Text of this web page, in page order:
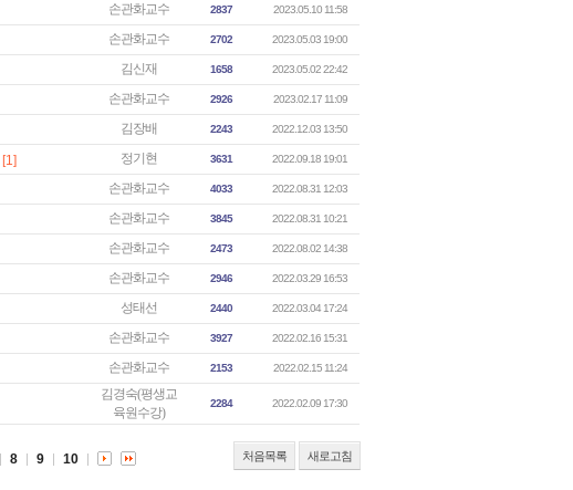
손관화교수 2837 2023.05.10 11:58
손관화교수 2702 2023.05.03 19:00
김신재 1658 2023.05.02 22:42
손관화교수 2926 2023.02.17 11:09
김장배 2243 2022.12.03 13:50
[1] 정기현 3631 2022.09.18 19:01
손관화교수 4033 2022.08.31 12:03
손관화교수 3845 2022.08.31 10:21
손관화교수 2473 2022.08.02 14:38
손관화교수 2946 2022.03.29 16:53
성태선 2440 2022.03.04 17:24
손관화교수 3927 2022.02.16 15:31
손관화교수 2153 2022.02.15 11:24
김경숙(평생교
육원수강)
2284 2022.02.09 17:30
처음목록 새로고침
8 9 10